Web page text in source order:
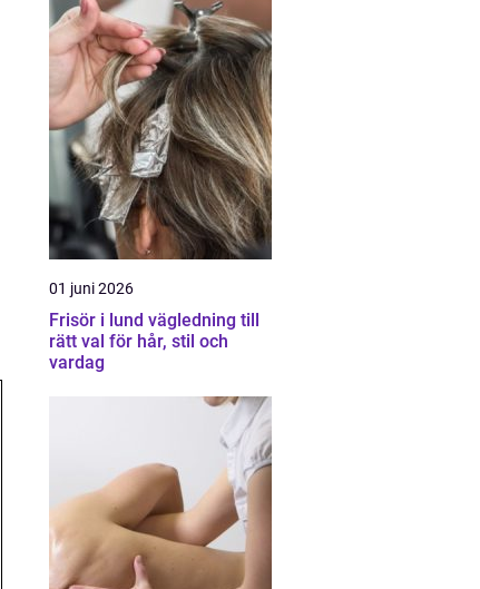
01 juni 2026
Frisör i lund vägledning till
rätt val för hår, stil och
vardag